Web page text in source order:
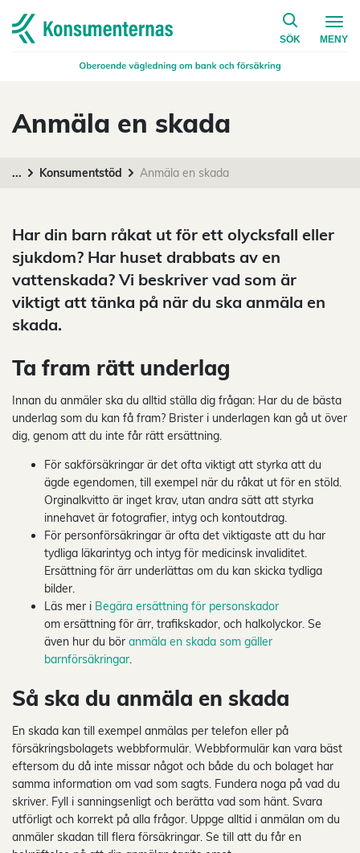
Navigera till startsidan
SÖK
på
MENY
Anmäla en skada
... Konsumentstöd Anmäla en skada
Har din barn råkat ut för ett olycksfall eller
sjukdom? Har huset drabbats av en
vattenskada? Vi beskriver vad som är
viktigt att tänka på när du ska anmäla en
skada.
Ta fram rätt underlag
Innan du anmäler ska du alltid ställa dig frågan: Har du de bästa
underlag som du kan få fram? Brister i underlagen kan gå ut över
dig, genom att du inte får rätt ersättning.
För sakförsäkringar är det ofta viktigt att styrka att du
ägde egendomen, till exempel när du råkat ut för en stöld.
Orginalkvitto är inget krav, utan andra sätt att styrka
innehavet är fotografier, intyg och kontoutdrag.
För personförsäkringar är ofta det viktigaste att du har
tydliga läkarintyg och intyg för medicinsk invaliditet.
Ersättning för ärr underlättas om du kan skicka tydliga
bilder.
Läs mer i Begära ersättning för personskador
om ersättning för ärr, trafikskador, och halkolyckor. Se
även hur du bör anmäla en skada som gäller
barnförsäkringar.
Så ska du anmäla en skada
En skada kan till exempel anmälas per telefon eller på
försäkringsbolagets webbformulär. Webbformulär kan vara bäst
eftersom du då inte missar något och både du och bolaget har
samma information om vad som sagts. Fundera noga på vad du
skriver. Fyll i sanningsenligt och berätta vad som hänt. Svara
utförligt och korrekt på alla frågor. Uppge alltid i anmälan om du
anmäler skadan till flera försäkringar. Se till att du får en